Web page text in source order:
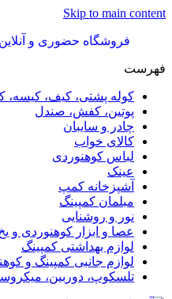
Skip to main content
فروشگاه حضوری و
فهرست
کوله پشتی، کیف، کیسه،
پوتین، کفش، صندل
چادر و سایبان
کالای خواب
لباس کوهنوردی
عینک
آشپزخانه کمپ
مبلمان کمپینگ
نور و روشنایی
عصا و ابزار کوهنوردی و
لوازم بهداشتی کمپینگ
لوازم جانبی کمپینگ و
تلسکوپ، دوربین،